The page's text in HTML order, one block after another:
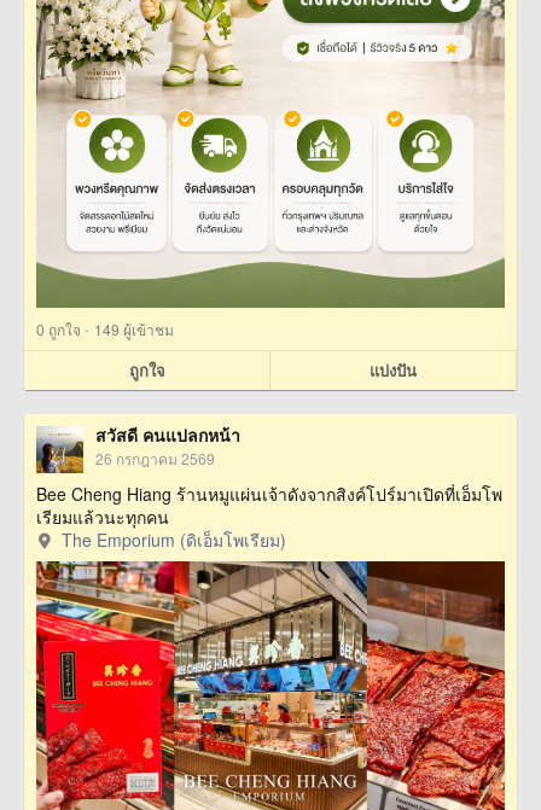
0 ถูกใจ · 149 ผู้เข้าชม
ถูกใจ แบ่งปัน
สวัสดี คนแปลกหน้า
26 กรกฎาคม 2569
Bee Cheng Hiang ร้านหมูแผ่นเจ้าดังจากสิงค์โปร์มาเปิดที่เอ็มโพ
เรียมแล้วนะทุกคน
The Emporium (ดิเอ็มโพเรียม)